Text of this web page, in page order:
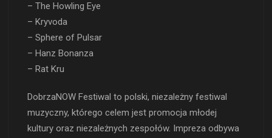
– The Howling Eye
– Kryvoda
– Sphere of Pulsar
– Hanz Bonanza
– Rat Kru
DobrzaNOW Festiwal to polski, niezależny festiwal
muzyczny, którego celem jest promocja młodej
kultury oraz niezależnych zespołów. Impreza odbywa